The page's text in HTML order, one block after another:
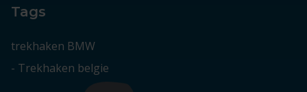
Tags
trekhaken BMW
- Trekhaken belgie